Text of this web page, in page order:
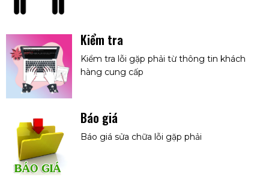
Kiểm tra
Kiểm tra lỗi gặp phải từ thông tin khách
hàng cung cấp
Báo giá
Báo giá sửa chữa lỗi gặp phải